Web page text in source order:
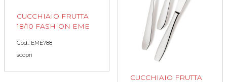
CUCCHIAIO FRUTTA
18/10 FASHION EME
Cod.: EME788
scopri
CUCCHIAIO FRUTTA